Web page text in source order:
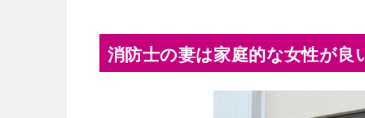
消防士の妻は家庭的な女性が良